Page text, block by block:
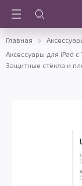
Главная
Аксессуары для iPad
Защитные стёкла и